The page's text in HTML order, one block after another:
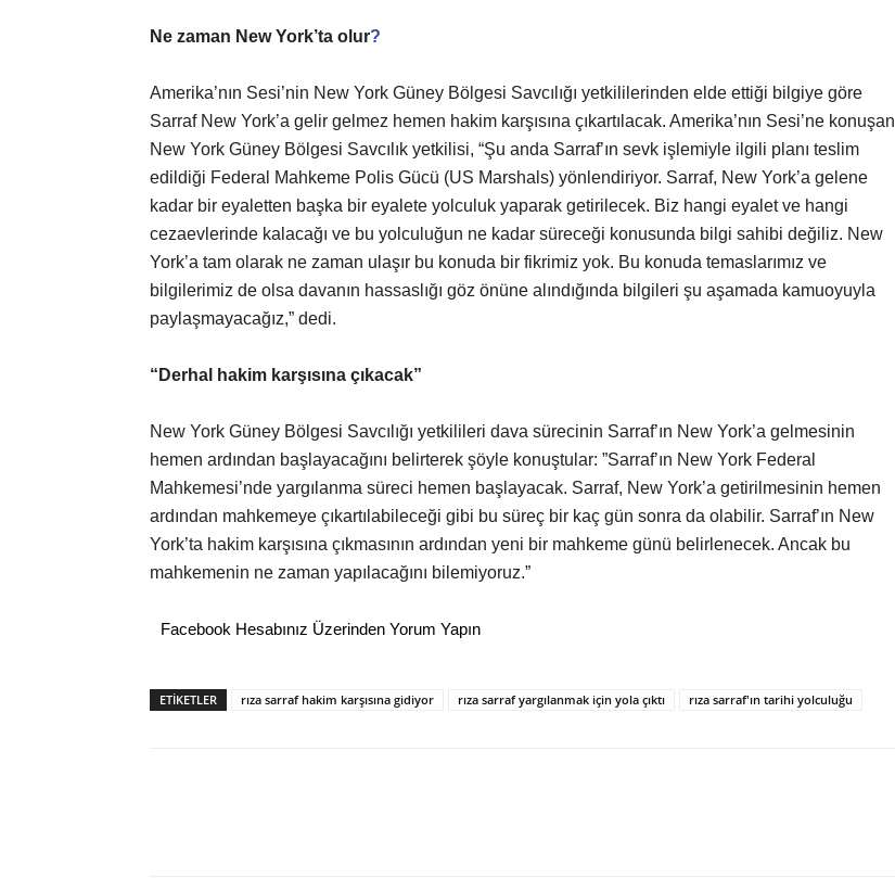
Ne zaman New York’ta olur?
Amerika’nın Sesi’nin New York Güney Bölgesi Savcılığı yetkililerinden elde ettiği bilgiye göre
Sarraf New York’a gelir gelmez hemen hakim karşısına çıkartılacak. Amerika’nın Sesi’ne konuşan
New York Güney Bölgesi Savcılık yetkilisi, “Şu anda Sarraf’ın sevk işlemiyle ilgili planı teslim
edildiği Federal Mahkeme Polis Gücü (US Marshals) yönlendiriyor. Sarraf, New York’a gelene
kadar bir eyaletten başka bir eyalete yolculuk yaparak getirilecek. Biz hangi eyalet ve hangi
cezaevlerinde kalacağı ve bu yolculuğun ne kadar süreceği konusunda bilgi sahibi değiliz. New
York’a tam olarak ne zaman ulaşır bu konuda bir fikrimiz yok. Bu konuda temaslarımız ve
bilgilerimiz de olsa davanın hassaslığı göz önüne alındığında bilgileri şu aşamada kamuoyuyla
paylaşmayacağız,” dedi.
“Derhal hakim karşısına çıkacak”
New York Güney Bölgesi Savcılığı yetkilileri dava sürecinin Sarraf’ın New York’a gelmesinin
hemen ardından başlayacağını belirterek şöyle konuştular: ”Sarraf’ın New York Federal
Mahkemesi’nde yargılanma süreci hemen başlayacak. Sarraf, New York’a getirilmesinin hemen
ardından mahkemeye çıkartılabileceği gibi bu süreç bir kaç gün sonra da olabilir. Sarraf’ın New
York’ta hakim karşısına çıkmasının ardından yeni bir mahkeme günü belirlenecek. Ancak bu
mahkemenin ne zaman yapılacağını bilemiyoruz.”
Facebook Hesabınız Üzerinden Yorum Yapın
ETİKETLER rıza sarraf hakim karşısına gidiyor rıza sarraf yargılanmak için yola çıktı rıza sarraf'ın tarihi yolculuğu